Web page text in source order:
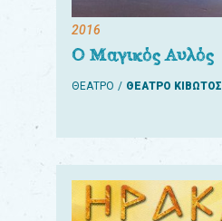
2016
Ο Μαγικός Αυλός
ΘΕΑΤΡΟ ΘΕΑΤΡΟ ΚΙΒΩΤΟΣ